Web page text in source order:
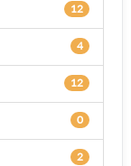
12
4
12
0
2